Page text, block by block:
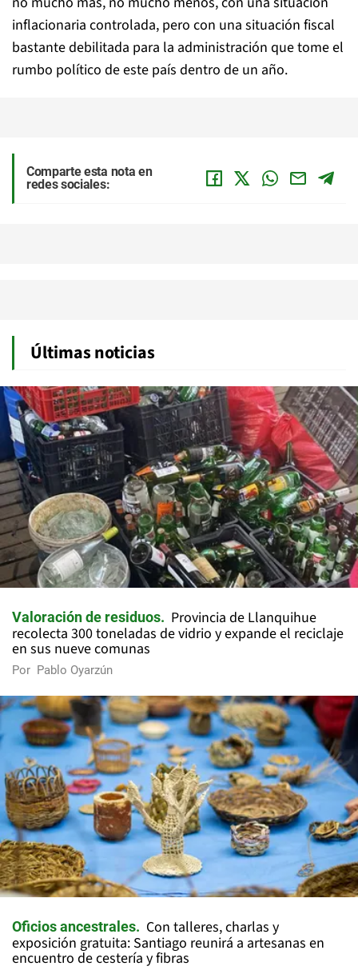
inflacionaria controlada, pero con una situación fiscal
bastante debilitada para la administración que tome el
rumbo político de este país dentro de un año.
Comparte esta nota en
redes sociales:
Últimas noticias
Valoración de residuos
Provincia de Llanquihue
recolecta 300 toneladas de vidrio y expande el reciclaje
en sus nueve comunas
Por Pablo Oyarzún
Oficios ancestrales
Con talleres, charlas y
exposición gratuita: Santiago reunirá a artesanas en
encuentro de cestería y fibras